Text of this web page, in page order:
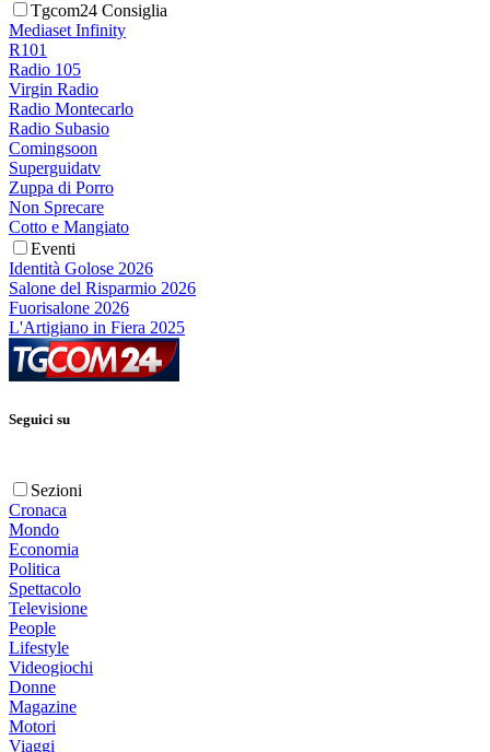
Tgcom24 Consiglia
Mediaset Infinity
R101
Radio 105
Virgin Radio
Radio Montecarlo
Radio Subasio
Comingsoon
Superguidatv
Zuppa di Porro
Non Sprecare
Cotto e Mangiato
Eventi
Identità Golose 2026
Salone del Risparmio 2026
Fuorisalone 2026
L'Artigiano in Fiera 2025
Seguici su
Sezioni
Cronaca
Mondo
Economia
Politica
Spettacolo
Televisione
People
Lifestyle
Videogiochi
Donne
Magazine
Motori
Viaggi